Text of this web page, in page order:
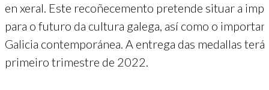
en xeral. Este recoñecemento pretende situar a
para o futuro da cultura galega, así como o
Galicia contemporánea. A entrega das medallas
primeiro trimestre de 2022.